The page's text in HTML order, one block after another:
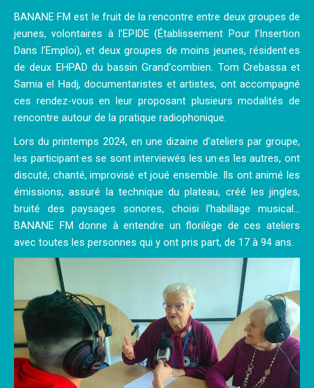
BANANE FM est le fruit de la rencontre entre deux groupes de
jeunes, volontaires à l’EPIDE (Établissement Pour l’Insertion
Dans l’Emploi), et deux groupes de moins jeunes, résident·es
de deux EHPAD du bassin Grand’combien. Tom Crebassa et
Samia el Hadj, documentaristes et artistes, ont accompagné
ces rendez-vous en leur proposant plusieurs modalités de
rencontre autour de la pratique radiophonique.
Lors du printemps 2024, en une dizaine d’ateliers par groupe,
les participant·es se sont interviewés les un·es les autres, ont
discuté, chanté, improvisé et joué ensemble. Ils ont animé les
émissions, assuré la technique du plateau, créé les jingles,
bruité des paysages sonores, choisi l’habillage musical…
BANANE FM donne à entendre un florilège de ces ateliers
avec toutes les personnes qui y ont pris part, de 17 à 94 ans.